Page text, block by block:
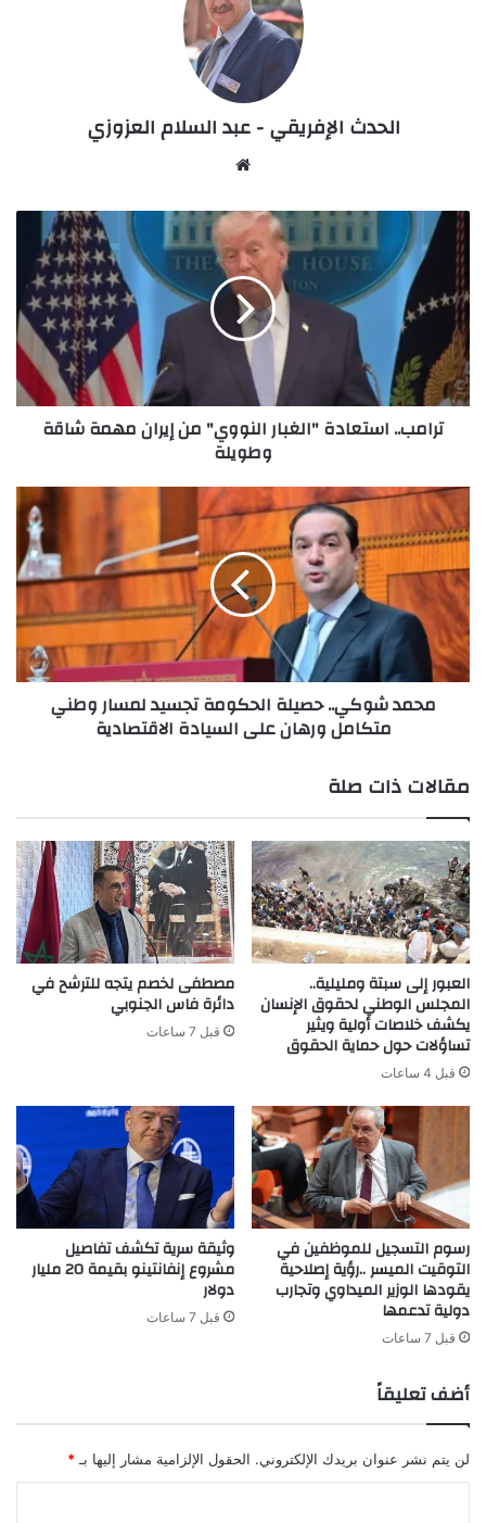
الحدث الإفريقي - عبد السلام العزوزي
ترامب..
استعادة
"الغبار
النووي"
من
إيران
مهمة
شاقة
وطويلة
ترامب.. استعادة "الغبار النووي" من إيران مهمة شاقة
وطويلة
محمد
شوكي..
حصيلة
الحكومة
تجسيد
لمسار
وطني
متكامل
ورهان
محمد شوكي.. حصيلة الحكومة تجسيد لمسار وطني
متكامل ورهان على السيادة الاقتصادية
مقالات ذات صلة
العبور إلى سبتة ومليلية..
المجلس الوطني لحقوق الإنسان
يكشف خلاصات أولية ويثير
تساؤلات حول حماية الحقوق
قبل 4 ساعات
مصطفى لخصم يتجه للترشح في
دائرة فاس الجنوبي
قبل 7 ساعات
رسوم التسجيل للموظفين في
التوقيت الميسر ..رؤية إصلاحية
يقودها الوزير الميداوي وتجارب
دولية تدعمها
قبل 7 ساعات
وثيقة سرية تكشف تفاصيل
مشروع إنفانتينو بقيمة 20 مليار
دولار
قبل 7 ساعات
أضف تعليقاً
لن يتم نشر عنوان بريدك الإلكتروني. الحقول الإلزامية مشار إليها بـ*